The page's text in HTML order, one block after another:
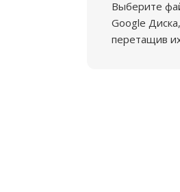
Выберите
Google
перетащив